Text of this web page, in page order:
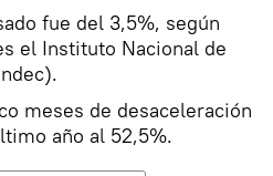
fue del 3,5%, según
el Instituto Nacional de
meses de desaceleración
año al 52,5%.